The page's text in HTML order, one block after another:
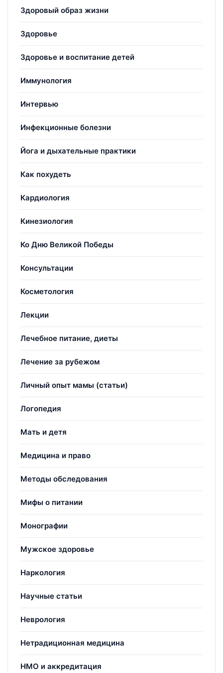
Здоровый образ жизни
Здоровье
Здоровье и воспитание детей
Иммунология
Интервью
Инфекционные болезни
Йога и дыхательные практики
Как похудеть
Кардиология
Кинезиология
Ко Дню Великой Победы
Консультации
Косметология
Лекции
Лечебное питание, диеты
Лечение за рубежом
Личный опыт мамы (статьи)
Логопедия
Мать и детя
Медицина и право
Методы обследования
Мифы о питании
Монографии
Мужское здоровье
Наркология
Научные статьи
Неврология
Нетрадиционная медицина
НМО и аккредитация